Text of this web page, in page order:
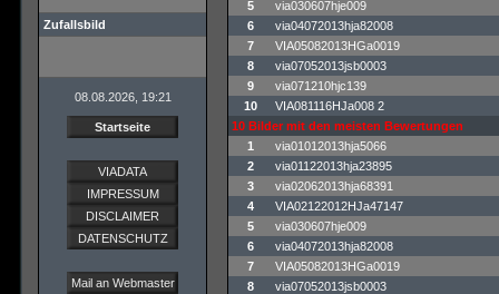
Zufallsbild
08.08.2026, 19:21
Startseite
VIADATA
IMPRESSUM
DISCLAIMER
DATENSCHUTZ
Mail an Webmaster
5
via030607hje009
6
via04072013hja82008
7
VIA05082013HGa0019
8
via07052013jsb0003
9
via071210hjc139
10
VIA081116HJa008 2
10 Bilder mit den meisten Bewertungen
1
via01012013hja5066
2
via01122013hja23895
3
via02062013hja68391
4
VIA02122012HJa47147
5
via030607hje009
6
via04072013hja82008
7
VIA05082013HGa0019
8
via07052013jsb0003